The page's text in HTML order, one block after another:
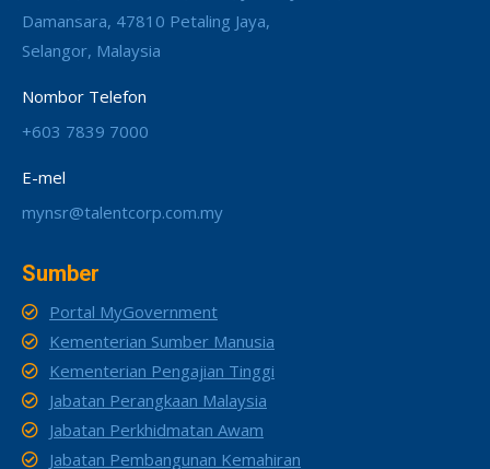
Damansara, 47810 Petaling Jaya,
Selangor, Malaysia
Nombor Telefon
+603 7839 7000
E-mel
mynsr@talentcorp.com.my
Sumber
Portal MyGovernment
Kementerian Sumber Manusia
Kementerian Pengajian Tinggi
Jabatan Perangkaan Malaysia
Jabatan Perkhidmatan Awam
Jabatan Pembangunan Kemahiran